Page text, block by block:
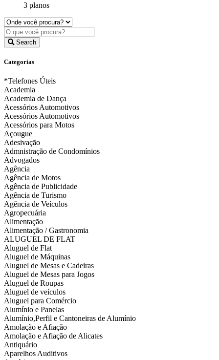
3 planos
Search
Categorias
*Telefones Úteis
Academia
Academia de Dança
Acessórios Automotivos
Acessórios Automotivos
Acessórios para Motos
Açougue
Adesivação
Admnistração de Condomínios
Advogados
Agência
Agência de Motos
Agência de Publicidade
Agência de Turismo
Agência de Veículos
Agropecuária
Alimentação
Alimentação / Gastronomia
ALUGUEL DE FLAT
Aluguel de Flat
Aluguel de Máquinas
Aluguel de Mesas e Cadeiras
Aluguel de Mesas para Jogos
Aluguel de Roupas
Aluguel de veículos
Aluguel para Comércio
Alumínio e Panelas
Alumínio,Perfil e Cantoneiras de Alumínio
Amolação e Afiação
Amolação e Afiação de Alicates
Antiquário
Aparelhos Auditivos